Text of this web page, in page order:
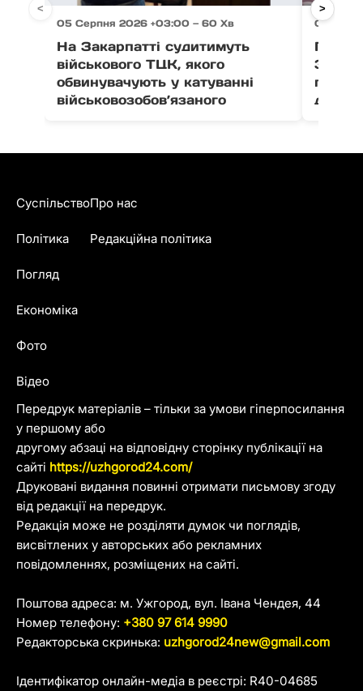
05 Серпня 2026 +03:00 — 60 Хв
На Закарпатті судитимуть
військового ТЦК, якого
обвинувачують у катуванні
військовозобов’язаного
05
Після
< >
Передрук матеріалів – тільки за умови гіперпосилання
у першому або
другому абзаці на відповідну сторінку публікації на
сайті https://uzhgorod24.com/
Друковані видання повинні отримати письмову згоду
від редакції на передрук.
Редакція може не розділяти думок чи поглядів,
висвітлених у авторських або рекламних
повідомленнях, розміщених на сайті.
Поштова адреса: м. Ужгород, вул. Івана Чендея, 44
Номер телефону: +380 97 614 9990
Редакторська скринька: uzhgorod24new@gmail.com
Ідентифікатор онлайн-медіа в реєстрі: R40-04685
Суспільство
Політика
Погляд
Економіка
Фото
Відео
Про нас
Редакційна політика